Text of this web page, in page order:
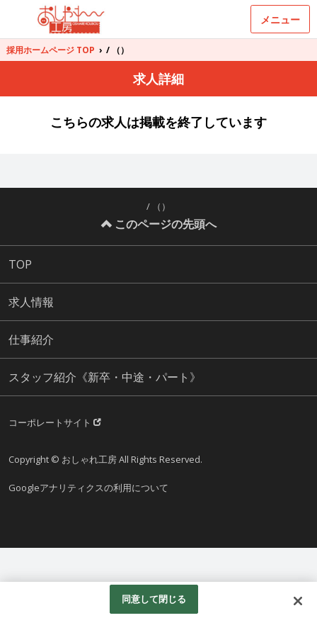
メニュー
採用ホームページ TOP › / （）
求人詳細
こちらの求人は掲載を終了しています
/ （）
このページの先頭へ
TOP
求人情報
仕事紹介
スタッフ紹介《新卒・中途・パート》
コーポレートサイト
Copyright © おしゃれ工房 All Rights Reserved.
Googleアナリティクスの利用について
同意して閉じる